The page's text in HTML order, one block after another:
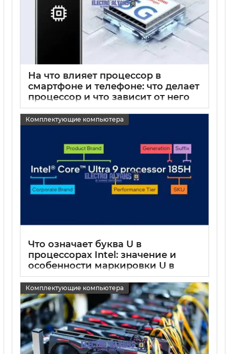
На что влияет процессор в
смартфоне и телефоне: что делает
процессор и что зависит от него
15 05 2025 0
Комплектующие компьютера
Что означает буква U в
процессорах Intel: значение и
особенности маркировки U в
процессоре
15 05 2025 0
Комплектующие компьютера